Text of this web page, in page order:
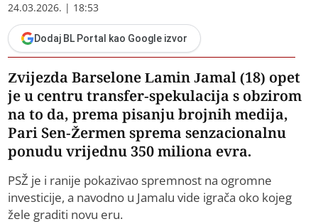
24.03.2026. | 18:53
Dodaj BL Portal kao Google izvor
Zvijezda Barselone Lamin Jamal (18) opet
je u centru transfer-spekulacija s obzirom
na to da, prema pisanju brojnih medija,
Pari Sen-Žermen sprema senzacionalnu
ponudu vrijednu 350 miliona evra.
PSŽ je i ranije pokazivao spremnost na ogromne
investicije, a navodno u Jamalu vide igrača oko kojeg
žele graditi novu eru.